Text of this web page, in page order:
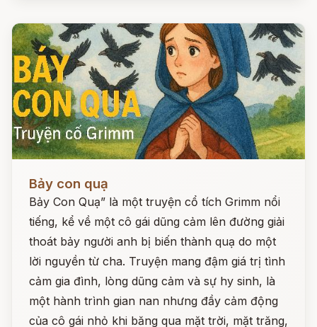
Bảy con quạ
Bảy Con Quạ” là một truyện cổ tích Grimm nổi
tiếng, kể về một cô gái dũng cảm lên đường giải
thoát bảy người anh bị biến thành quạ do một
lời nguyền từ cha. Truyện mang đậm giá trị tình
cảm gia đình, lòng dũng cảm và sự hy sinh, là
một hành trình gian nan nhưng đầy cảm động
của cô gái nhỏ khi băng qua mặt trời, mặt trăng,